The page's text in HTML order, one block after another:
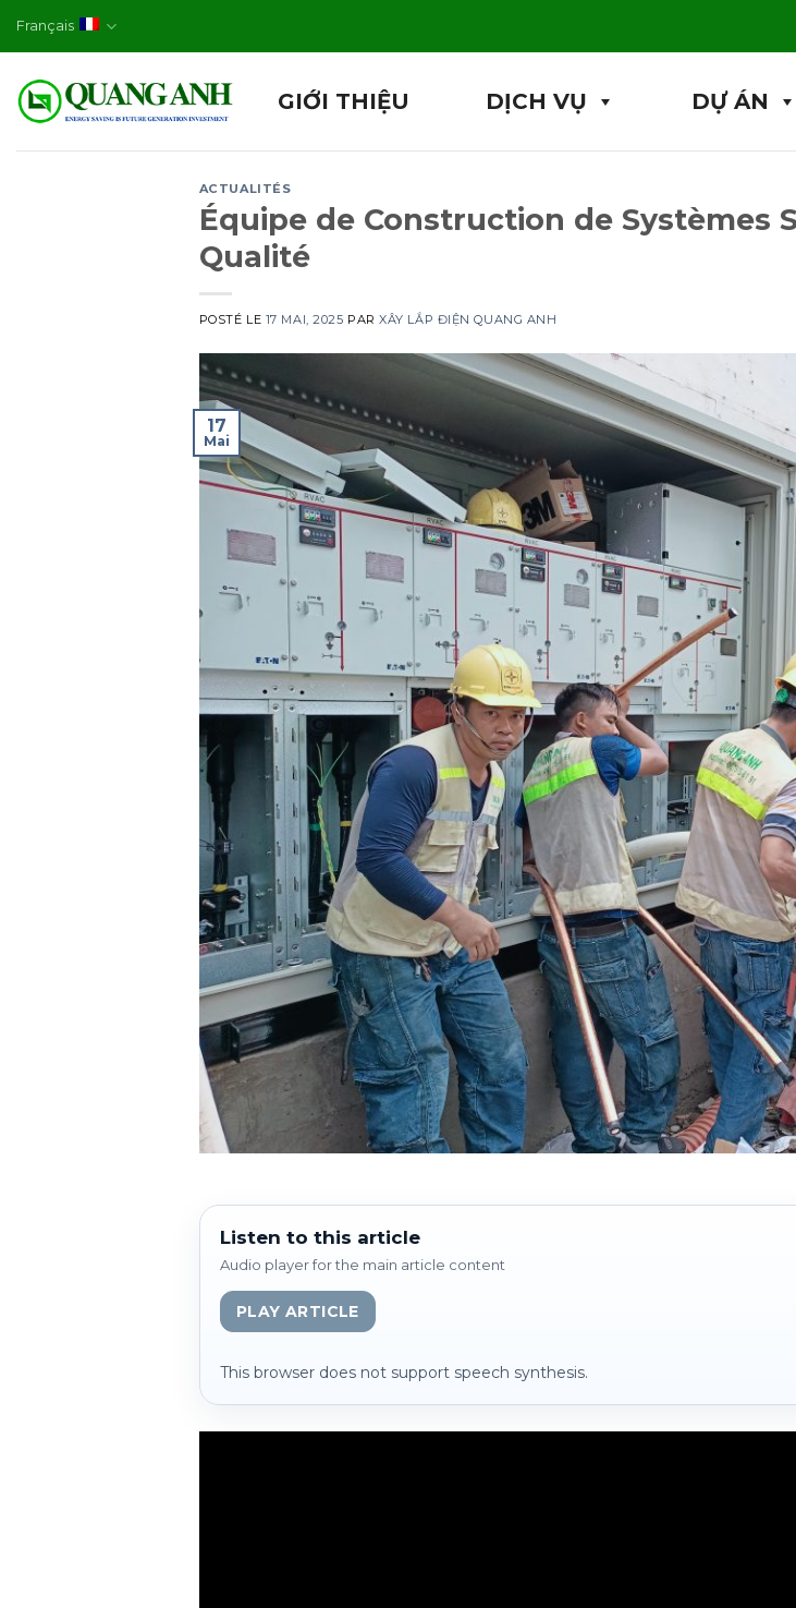
Français
GIỚI THIỆU DỊCH VỤ DỰ ÁN
ACTUALITÉS
Équipe de Construction de Systèmes
Qualité
POSTÉ LE 17 MAI, 2025 PARXÂY LẮP ĐIỆN QUANG ANH
17
Mai
Listen to this article
Audio player for the main article content
PLAY ARTICLE
This browser does not support speech synthesis.